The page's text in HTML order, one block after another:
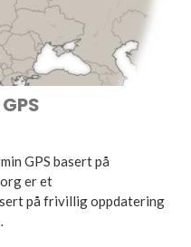
GPS basert på
er et
på frivillig oppdatering